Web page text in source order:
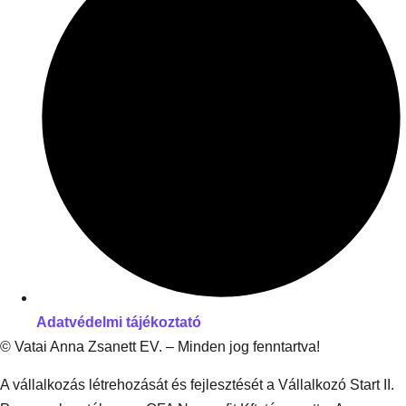
Adatvédelmi tájékoztató
© Vatai Anna Zsanett EV. – Minden jog fenntartva!
A vállalkozás létrehozását és fejlesztését a Vállalkozó Start II.